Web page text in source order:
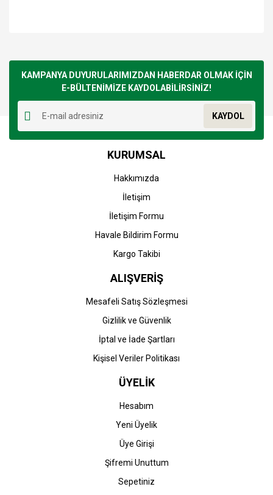
kullanarak tarafımıza iletebilirsiniz.
Görüş ve önerileriniz için teşekkür ederiz.
Ürün resmi kalitesiz, bozuk veya görüntülenemiyor.
Ürün açıklamasında eksik bilgiler bulunuyor.
Ürün bilgilerinde hatalar bulunuyor.
Ürün fiyatı diğer sitelerden daha pahalı.
Gönder
KAMPANYA DUYURULARIMIZDAN HABERDAR OLMAK İÇİN
E-BÜLTENİMİZE KAYDOLABİLİRSİNİZ!
KAYDOL
KURUMSAL
Hakkımızda
İletişim
İletişim Formu
Havale Bildirim Formu
Kargo Takibi
ALIŞVERİŞ
Mesafeli Satış Sözleşmesi
Gizlilik ve Güvenlik
İptal ve İade Şartları
Kişisel Veriler Politikası
ÜYELİK
Hesabım
Yeni Üyelik
Üye Girişi
Şifremi Unuttum
Sepetiniz